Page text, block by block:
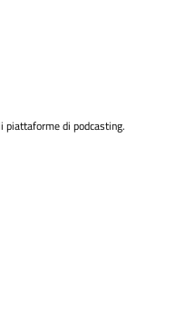
piattaforme di podcasting.